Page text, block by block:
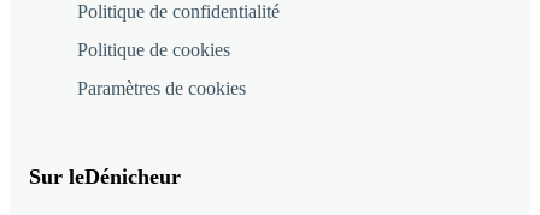
Politique de confidentialité
Politique de cookies
Paramètres de cookies
Sur leDénicheur